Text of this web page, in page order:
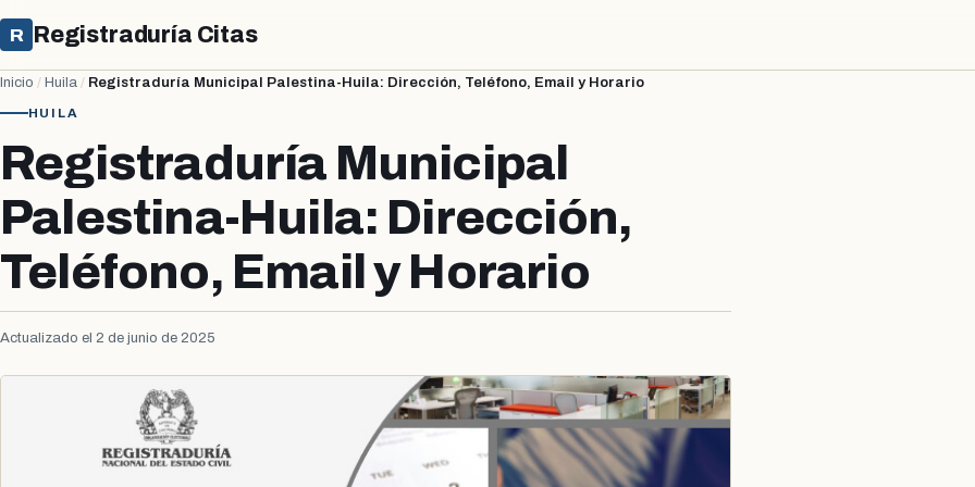
R Registraduría Citas
Inicio / Huila / Registraduría Municipal Palestina-Huila: Dirección, Teléfono, Email y Horario
HUILA
Registraduría Municipal
Palestina-Huila: Dirección,
Teléfono, Email y Horario
Actualizado el 2 de junio de 2025